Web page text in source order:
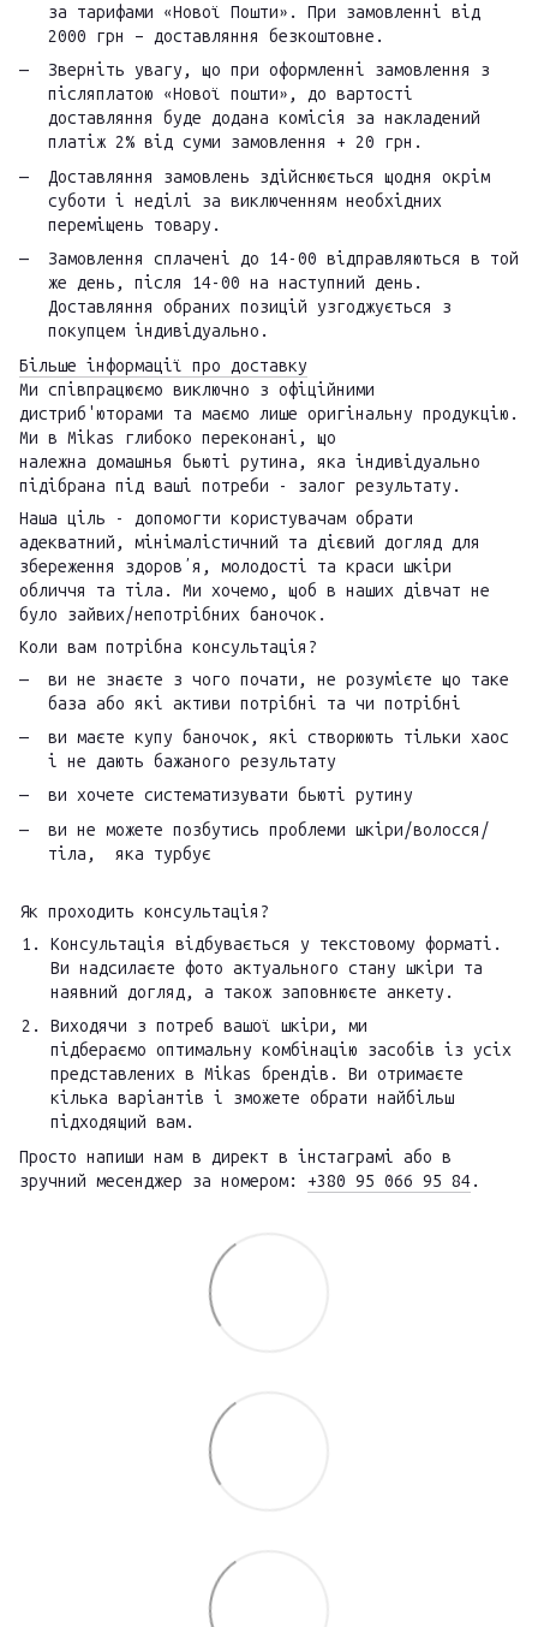
за тарифами «Нової Пошти». При замовленні від
2000 грн – доставляння безкоштовне.
Зверніть увагу, що при оформленні замовлення з
післяплатою «Нової пошти», до вартості
доставляння буде додана комісія за накладений
платіж 2% від суми замовлення + 20 грн.
Доставляння замовлень здійснюється щодня окрім
суботи і неділі за виключенням необхідних
переміщень товару.
Замовлення сплачені до 14-00 відправляються в той
же день, після 14-00 на наступний день.
Доставляння обраних позицій узгоджується з
покупцем індивідуально.
Більше інформації про доставку
Ми співпрацюємо виключно з офіційними
дистриб'юторами та маємо лише оригінальну продукцію.
Ми в Mikas глибоко переконані, що
належна домашнья бьюті рутина, яка індивідуально
підібрана під ваші потреби - залог результату.
Наша ціль - допомогти користувачам обрати
адекватний, мінімалістичний та дієвий догляд для
збереження здоровʼя, молодості та краси шкіри
обличчя та тіла. Ми хочемо, щоб в наших дівчат не
було зайвих/непотрібних баночок.
Коли вам потрібна консультація?
ви не знаєте з чого почати, не розумієте що таке
база або які активи потрібні та чи потрібні
ви маєте купу баночок, які створюють тільки хаос
і не дають бажаного результату
ви хочете систематизувати бьюті рутину
ви не можете позбутись проблеми шкіри/волосся/
тіла, яка турбує
Як проходить консультація?
Консультація відбувається у текстовому форматі.
Ви надсилаєте фото актуального стану шкіри та
наявний догляд, а також заповнюєте анкету.
Виходячи з потреб вашої шкіри, ми
підбераємо оптимальну комбінацію засобів із усіх
представлених в Mikas брендів. Ви отримаєте
кілька варіантів і зможете обрати найбільш
підходящий вам.
Просто напиши нам в директ в інстаграмі або в
зручний месенджер за номером: +380 95 066 95 84.